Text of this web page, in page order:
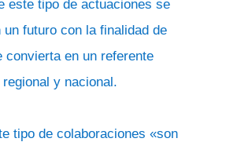
este tipo de actuaciones se
un futuro con la finalidad de
convierta en un referente
y nacional.
tipo de colaboraciones «son